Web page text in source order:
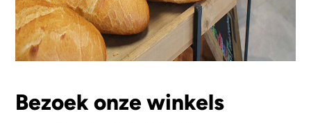
Bezoek onze winkels